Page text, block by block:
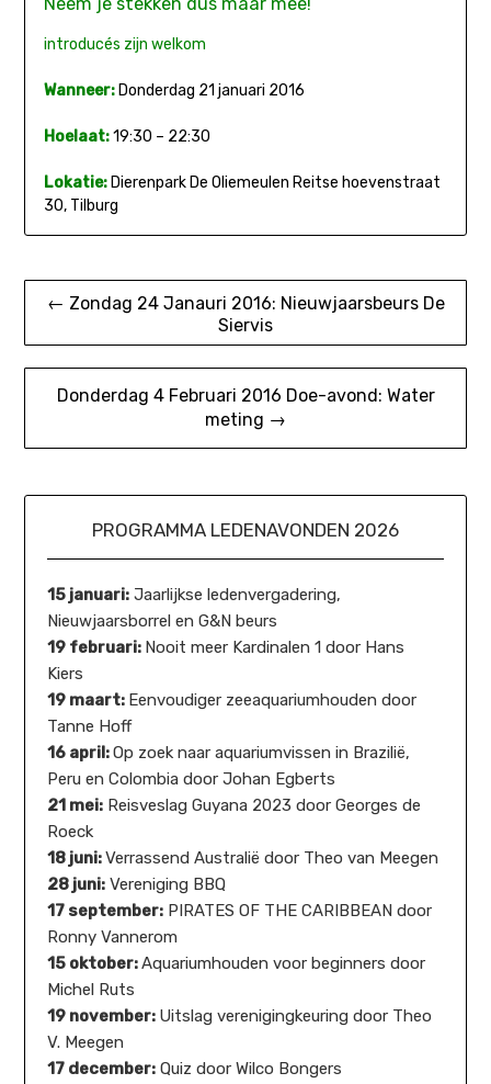
introducés zijn welkom
Wanneer: Donderdag 21 januari 2016
Hoelaat:19:30 – 22:30
Lokatie:Dierenpark De Oliemeulen Reitse hoevenstraat
30, Tilburg
Bericht
← Zondag 24 Janauri 2016: Nieuwjaarsbeurs De
Siervis
Donderdag 4 Februari 2016 Doe-avond: Water
meting →
PROGRAMMA LEDENAVONDEN 2026
15 januari: Jaarlijkse ledenvergadering,
Nieuwjaarsborrel en G&N beurs
19 februari: Nooit meer Kardinalen 1 door Hans
Kiers
19 maart: Eenvoudiger zeeaquariumhouden door
Tanne Hoff
16 april:Op zoek naar aquariumvissen in Brazilië,
Peru en Colombia door Johan Egberts
21 mei: Reisveslag Guyana 2023 door Georges de
Roeck
18 juni:Verrassend Australië door Theo van Meegen
28 juni: Vereniging BBQ
17 september: PIRATES OF THE CARIBBEAN door
Ronny Vannerom
15 oktober:Aquariumhouden voor beginners door
Michel Ruts
19 november: Uitslag verenigingkeuring door Theo
V. Meegen
17 december: Quiz door Wilco Bongers